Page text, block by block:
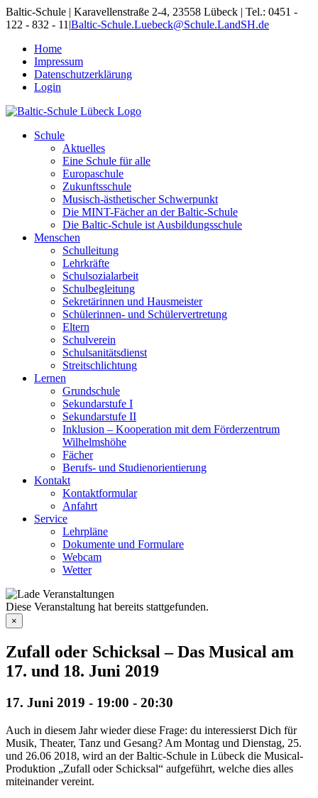
Skip
to
Baltic-Schule | Karavellenstraße 2-4, 23558 Lübeck | Tel.: 0451 -
122 - 832 - 11 |Baltic-Schule.Luebeck@Schule.LandSH.de
Home
Impressum
Datenschutzerklärung
Login
Schule
Aktuelles
Eine Schule für alle
Europaschule
Zukunftsschule
Musisch-ästhetischer Schwerpunkt
Die MINT-Fächer an der Baltic-Schule
Die Baltic-Schule ist Ausbildungsschule
Menschen
Schulleitung
Lehrkräfte
Schulsozialarbeit
Schulbegleitung
Sekretärinnen und Hausmeister
Schülerinnen- und Schülervertretung
Eltern
Schulverein
Schulsanitätsdienst
Streitschlichtung
Lernen
Grundschule
Sekundarstufe I
Sekundarstufe II
Inklusion – Kooperation mit dem Förderzentrum
Wilhelmshöhe
Fächer
Berufs- und Studienorientierung
Kontakt
Kontaktformular
Anfahrt
Service
Lehrpläne
Dokumente und Formulare
Webcam
Wetter
Diese Veranstaltung hat bereits stattgefunden.
×
Zufall oder Schicksal – Das Musical am
17. und 18. Juni 2019
17. Juni 2019 - 19:00 - 20:30
Auch in diesem Jahr wieder diese Frage: du interessierst Dich für
Musik, Theater, Tanz und Gesang? Am Montag und Dienstag, 25.
und 26.06 2018, wird an der Baltic-Schule in Lübeck die Musical-
Produktion „Zufall oder Schicksal“ aufgeführt, welche dies alles
miteinander vereint.